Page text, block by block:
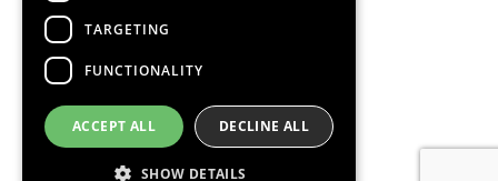
TARGETING
FUNCTIONALITY
ACCEPT ALL DECLINE ALL
SHOW DETAILS